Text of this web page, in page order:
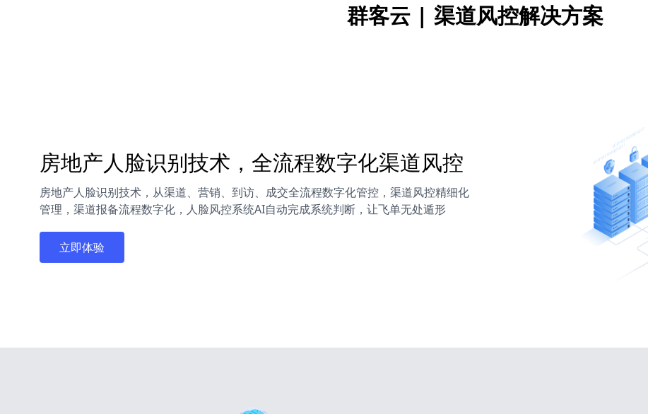
群客云 | 渠道风控解决方案
房地产人脸识别技术，全流程数字化渠道风控
房地产人脸识别技术，从渠道、营销、到访、成交全流程数字化管控，渠道风控精细化
管理，渠道报备流程数字化，人脸风控系统AI自动完成系统判断，让飞单无处遁形
立即体验